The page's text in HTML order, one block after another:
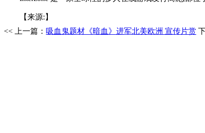
【来源:】
<< 上一篇： 吸血鬼题材《暗血》进军北美欧洲 宣传片赏